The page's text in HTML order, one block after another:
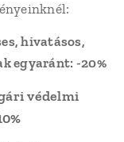
hivatásos,
egyaránt: -20%
védelmi